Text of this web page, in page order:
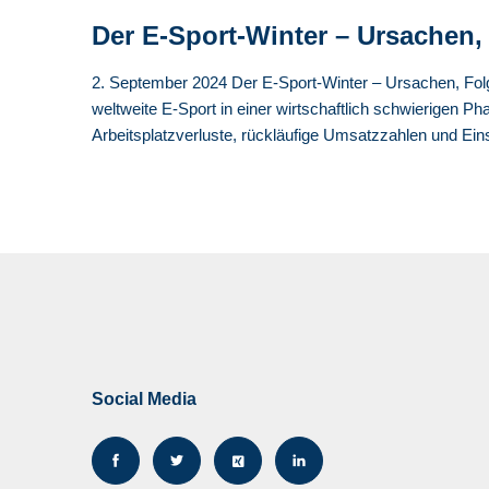
Der E-Sport-Winter –
2. September 2024 Der E-Sport-Winter – Ursachen,
weltweite E-Sport in einer wirtschaftlich schwierigen
Arbeitsplatzverluste, rückläufige Umsatzzahlen und
Social Media